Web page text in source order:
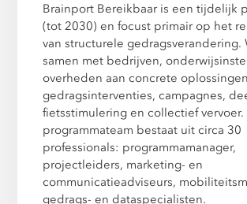
Brainport Bereikbaar is een tijdelijk
(tot 2030) en focust primair op het
van structurele gedragsverandering.
samen met bedrijven,
overheden aan concrete
gedragsinterventies, campagnes,
fietsstimulering en collectief vervoer.
programmateam bestaat uit circa 30
professionals: programmamanager,
projectleiders, marketing- en
communicatieadviseurs,
gedrags- en dataspecialisten.